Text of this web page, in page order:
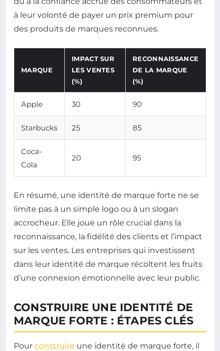
à leur volonté de payer un prix premium pour
des produits de marques reconnues.
MARQUE
IMPACT SUR
LES VENTES
(%)
RECONNAISSANCE
DE LA MARQUE
(%)
Apple 30 90
Starbucks 25 85
Coca-
Cola
20 95
En résumé, une identité de marque forte ne se
limite pas à un simple logo ou à un slogan
accrocheur. Elle joue un rôle crucial dans la
reconnaissance, la fidélité des clients et l’impact
sur les ventes. Les entreprises qui investissent
dans leur identité de marque récoltent les fruits
d’une connexion émotionnelle avec leur public.
CONSTRUIRE UNE IDENTITÉ DE
MARQUE FORTE : ÉTAPES CLÉS
Pour construire une identité de marque forte, il